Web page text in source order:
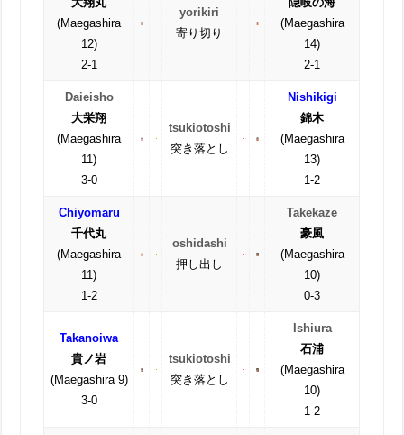
(Maegashira
12)
2-1
yorikiri
寄り切り
(Maegashira
14)
2-1
Daieisho
大栄翔
(Maegashira
11)
3-0
tsukiotoshi
突き落とし
Nishikigi
錦木
(Maegashira
13)
1-2
Chiyomaru
千代丸
(Maegashira
11)
1-2
oshidashi
押し出し
Takekaze
豪風
(Maegashira
10)
0-3
Takanoiwa
貴ノ岩
(Maegashira 9)
3-0
tsukiotoshi
突き落とし
Ishiura
石浦
(Maegashira
10)
1-2